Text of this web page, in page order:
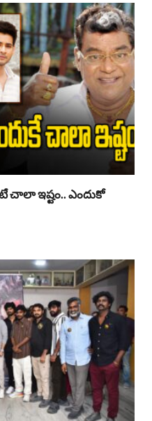
చాలా ఇష్టం.. ఎందుకో